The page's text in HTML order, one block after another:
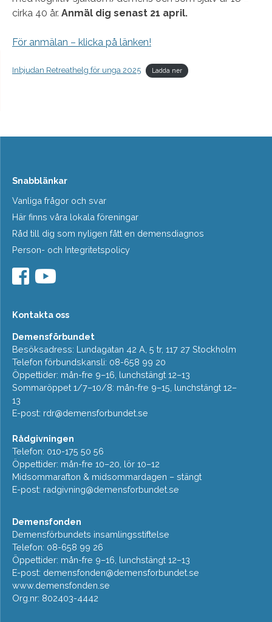
cirka 40 år. Anmäl dig senast 21 april.
För anmälan – klicka på länken!
Inbjudan Retreathelg för unga 2025 Ladda ner
Snabblänkar
Vanliga frågor och svar
Här finns våra lokala föreningar
Råd till dig som nyligen fått en demensdiagnos
Person- och Integritetspolicy
Kontakta oss
Demensförbundet
Besöksadress: Lundagatan 42 A, 5 tr, 117 27 Stockholm
Telefon förbundskansli: 08-658 99 20
Öppettider: mån-fre 9–16, lunchstängt 12–13
Sommaröppet 1/7–10/8: mån-fre 9–15, lunchstängt 12–
13
E-post: rdr@demensforbundet.se
Rådgivningen
Telefon: 010-175 50 56
Öppettider: mån-fre 10–20, lör 10–12
Midsommarafton & midsommardagen – stängt
E-post: radgivning@demensforbundet.se
Demensfonden
Demensförbundets insamlingsstiftelse
Telefon: 08-658 99 26
Öppettider: mån-fre 9–16, lunchstängt 12–13
E-post: demensfonden@demensforbundet.se
www.demensfonden.se
Org.nr: 802403-4442